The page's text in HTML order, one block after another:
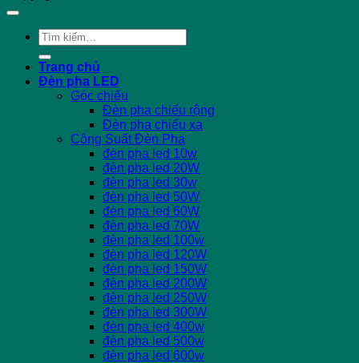
Tìm
kiếm:
Trang chủ
Đèn pha LED
Góc chiếu
Đèn pha chiếu rộng
Đèn pha chiếu xa
Công Suất Đèn Pha
đèn pha led 10w
đèn pha led 20W
đèn pha led 30w
đèn pha led 50W
đèn pha led 60W
đèn pha led 70W
đèn pha led 100w
đèn pha led 120W
đèn pha led 150W
đèn pha led 200W
đèn pha led 250W
đèn pha led 300W
đèn pha led 400w
đèn pha led 500w
đèn pha led 600w